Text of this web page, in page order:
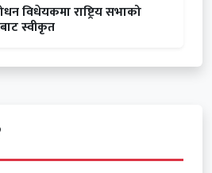
विधेयकमा राष्ट्रिय सभाको
स्वीकृत